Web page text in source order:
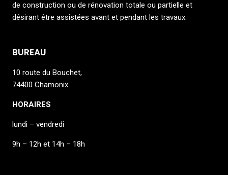
de construction ou de rénovation totale ou partielle et
désirant être assistées avant et pendant les travaux.
BUREAU
10 route du Bouchet,
74400 Chamonix
HORAIRES
lundi – vendredi
9h – 12h et 14h – 18h